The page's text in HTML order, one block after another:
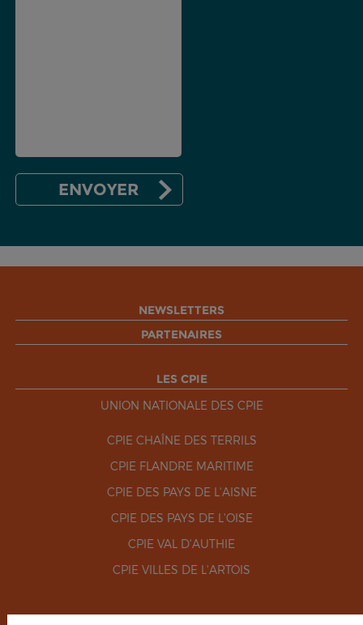
NEWSLETTERS
PARTENAIRES
LES CPIE
UNION NATIONALE DES CPIE
CPIE CHAÎNE DES TERRILS
CPIE FLANDRE MARITIME
CPIE DES PAYS DE L'AISNE
CPIE DES PAYS DE L'OISE
CPIE VAL D'AUTHIE
CPIE VILLES DE L'ARTOIS